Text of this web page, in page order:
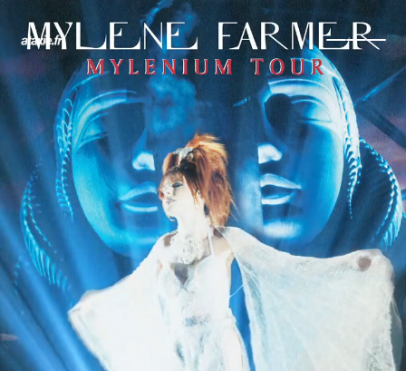
← Retour
Ajouter à ma collection Ajouter à ma wishlist
Comparer cet objet Voir ma collection